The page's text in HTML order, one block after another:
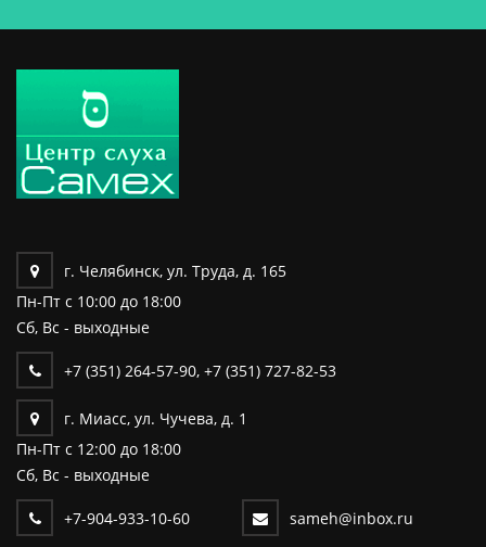
г. Челябинск, ул. Труда, д. 165
Пн-Пт c 10:00 до 18:00
Сб, Вс - выходные
+7 (351) 264-57-90, +7 (351) 727-82-53
г. Миасс, ул. Чучева, д. 1
Пн-Пт c 12:00 до 18:00
Сб, Вс - выходные
+7-904-933-10-60
sameh@inbox.ru